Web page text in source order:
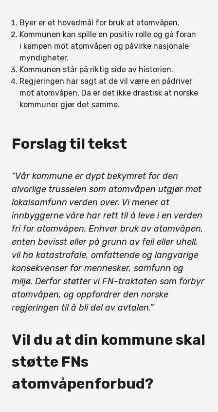
Byer er et hovedmål for bruk at atomvåpen.
Kommunen kan spille en positiv rolle og gå foran
i kampen mot atomvåpen og påvirke nasjonale
myndigheter.
Kommunen står på riktig side av historien.
Regjeringen har sagt at de vil være en pådriver
mot atomvåpen. Da er det ikke drastisk at norske
kommuner gjør det samme.
Forslag til tekst
“Vår kommune er dypt bekymret for den
alvorlige trusselen som atomvåpen utgjør mot
lokalsamfunn verden over. Vi mener at
innbyggerne våre har rett til å leve i en verden
fri for atomvåpen. Enhver bruk av atomvåpen,
enten bevisst eller på grunn av feil eller uhell,
vil ha katastrofale, omfattende og langvarige
konsekvenser for mennesker, samfunn og
miljø. Derfor støtter vi FN-traktaten som forbyr
atomvåpen, og oppfordrer den norske
regjeringen til å bli del av avtalen.”
Vil du at din kommune skal
støtte FNs
atomvåpenforbud?